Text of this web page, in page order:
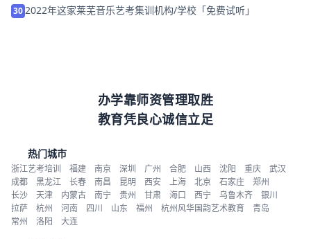
30 2022年这家莱芜音乐艺考集训机构/学校「免费试听」
办学靠师资管理取胜
教育凭良心诚信立足
热门城市
浙江艺考培训 福建 南京 深圳 广州 合肥 山西 沈阳 重庆
武汉
成都
黑龙江 长春 南昌 昆明 西安 上海 北京 石家庄
郑州
长沙
天津 内蒙古 南宁 贵州 甘肃 海口 西宁 乌鲁木齐
银川
拉萨
杭州 河南 四川 山东 福州 杭州风华国韵艺术教育
青岛
常州
洛阳 大连